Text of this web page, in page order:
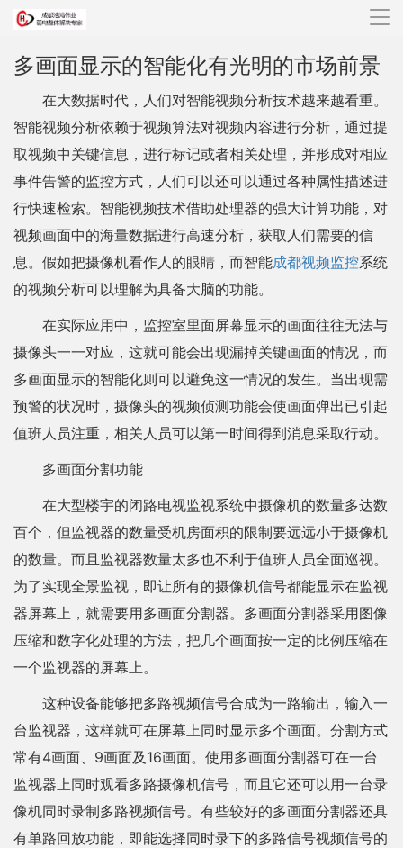
导
多画面显示的智能化有光明的市场前景
在大数据时代，人们对智能视频分析技术越来越看重。
智能视频分析依赖于视频算法对视频内容进行分析，通过提
取视频中关键信息，进行标记或者相关处理，并形成对相应
事件告警的监控方式，人们可以还可以通过各种属性描述进
行快速检索。智能视频技术借助处理器的强大计算功能，对
视频画面中的海量数据进行高速分析，获取人们需要的信
息。假如把摄像机看作人的眼睛，而智能成都视频监控系统
的视频分析可以理解为具备大脑的功能。
在实际应用中，监控室里面屏幕显示的画面往往无法与
摄像头一一对应，这就可能会出现漏掉关键画面的情况，而
多画面显示的智能化则可以避免这一情况的发生。当出现需
预警的状况时，摄像头的视频侦测功能会使画面弹出已引起
值班人员注重，相关人员可以第一时间得到消息采取行动。
多画面分割功能
在大型楼宇的闭路电视监视系统中摄像机的数量多达数
百个，但监视器的数量受机房面积的限制要远远小于摄像机
的数量。而且监视器数量太多也不利于值班人员全面巡视。
为了实现全景监视，即让所有的摄像机信号都能显示在监视
器屏幕上，就需要用多画面分割器。多画面分割器采用图像
压缩和数字化处理的方法，把几个画面按一定的比例压缩在
一个监视器的屏幕上。
这种设备能够把多路视频信号合成为一路输出，输入一
台监视器，这样就可在屏幕上同时显示多个画面。分割方式
常有4画面、9画面及16画面。使用多画面分割器可在一台
监视器上同时观看多路摄像机信号，而且它还可以用一台录
像机同时录制多路视频信号。有些较好的多画面分割器还具
有单路回放功能，即能选择同时录下的多路信号视频信号的